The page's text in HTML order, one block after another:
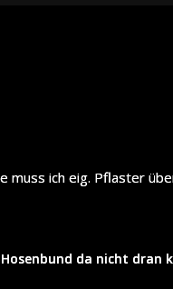
muss ich eig. Pflaster
da nicht dran